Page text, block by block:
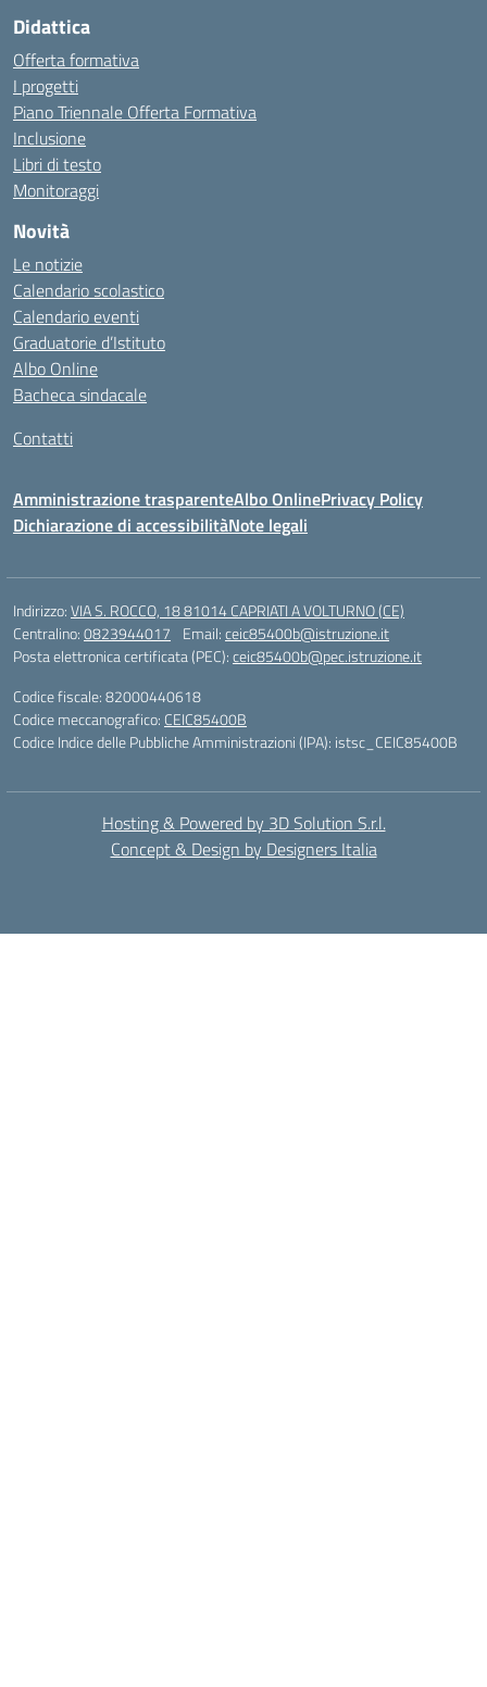
Didattica
Offerta formativa
I progetti
Piano Triennale Offerta Formativa
Inclusione
Libri di testo
Monitoraggi
Novità
Le notizie
Calendario scolastico
Calendario eventi
Graduatorie d’Istituto
Albo Online
Bacheca sindacale
Contatti
Amministrazione trasparenteAlbo OnlinePrivacy Policy
Dichiarazione di accessibilitàNote legali
Indirizzo:VIA S. ROCCO, 18 81014 CAPRIATI A VOLTURNO (CE)
Centralino:0823944017 Email:ceic85400b@istruzione.it
Posta elettronica certificata (PEC):ceic85400b@pec.istruzione.it
Codice fiscale: 82000440618
Codice meccanografico: CEIC85400B
Codice Indice delle Pubbliche Amministrazioni (IPA): istsc_CEIC85400B
Hosting & Powered by 3D Solution S.r.l.
Concept & Design by Designers Italia